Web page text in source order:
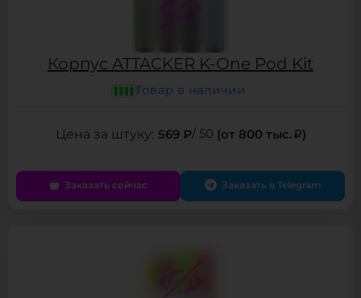
Корпус ATTACKER K-One Pod Kit
Товар в наличии
569 ₽/ 50 (от 800 тыс. )
Заказать сейчас Заказать в Telegram